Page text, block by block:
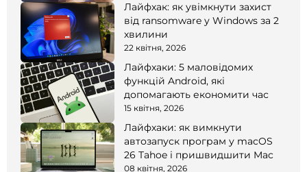
Лайфхак: як увімкнути захист
від ransomware у Windows за 2
хвилини
22 квітня, 2026
Лайфхаки: 5 маловідомих
функцій Android, які
допомагають економити час
15 квітня, 2026
Лайфхаки: як вимкнути
автозапуск програм у macOS
26 Tahoe і пришвидшити Mac
08 квітня, 2026